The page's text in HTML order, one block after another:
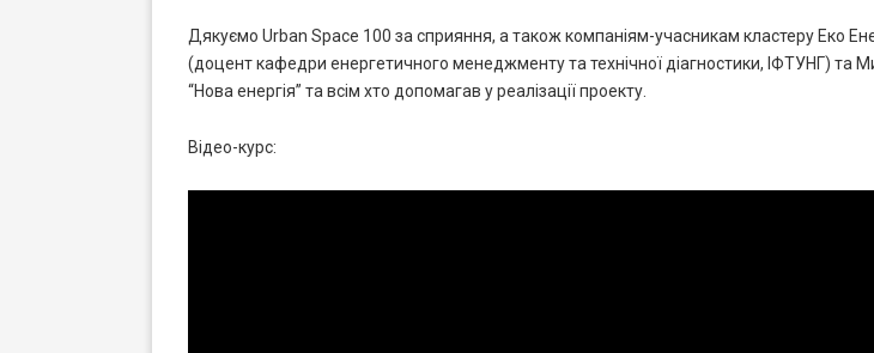
Дякуємо Urban Space 100 за сприяння, а також компаніям-учасникам кластеру Еко
(доцент кафедри енергетичного менеджменту та технічної діагностики, ІФТУНГ) та
“Нова енергія” та всім хто допомагав у реалізації проекту.
Відео-курс: